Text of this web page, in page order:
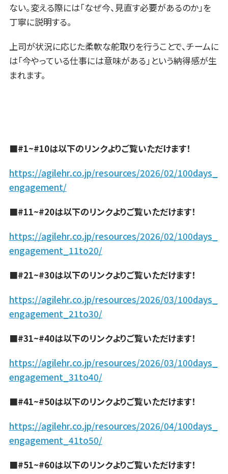
ない。変える際には「なぜ今、見直す必要があるのか」を
丁寧に説明する。
上司が状況に応じた柔軟な舵取りを行うことで、チームに
は「今やっている仕事には意味がある」という納得感が生
まれます。
■#1~#10は以下のリンクよりご覧いただけます！
https://agilehr.co.jp/resources/2026/02/100days_
engagement/
■#11~#20は以下のリンクよりご覧いただけます！
https://agilehr.co.jp/resources/2026/02/100days_
engagement_11to20/
■#21~#30は以下のリンクよりご覧いただけます！
https://agilehr.co.jp/resources/2026/03/100days_
engagement_21to30/
■#31~#40は以下のリンクよりご覧いただけます！
https://agilehr.co.jp/resources/2026/03/100days_
engagement_31to40/
■#41~#50は以下のリンクよりご覧いただけます！
https://agilehr.co.jp/resources/2026/04/100days_
engagement_41to50/
■#51~#60は以下のリンクよりご覧いただけます！